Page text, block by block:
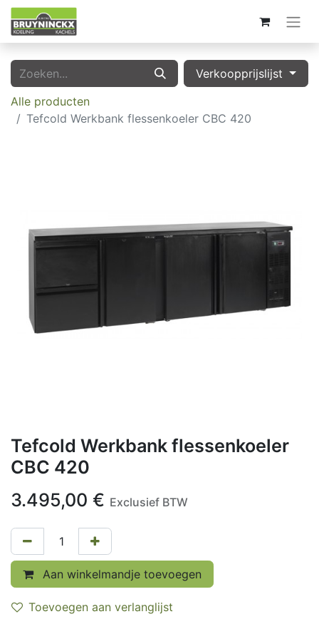
Verkoopprijslijst
Alle producten
Tefcold Werkbank flessenkoeler CBC 420
Tefcold Werkbank flessenkoeler
CBC 420
3.495,00 € Exclusief BTW
Aan winkelmandje toevoegen
Toevoegen aan verlanglijst